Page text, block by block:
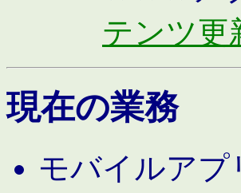
テンツ更
現在の業務
モバイルアプ